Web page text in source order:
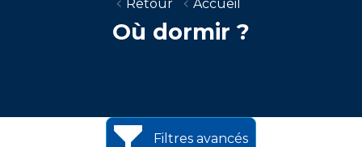
Retour Accueil
Où dormir ?
Filtres avancés